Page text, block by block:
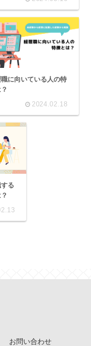
に向いている人の特
2024.02.18
る
お問い合わせ